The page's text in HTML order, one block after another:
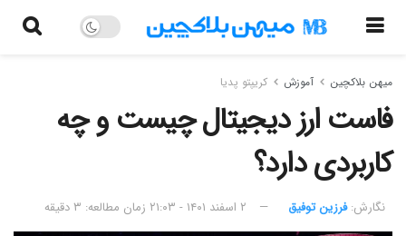
میهن بلاکچین آموزش کریپتو پدیا
فاست ارز دیجیتال چیست و چه
کاربردی دارد؟
نگارش:‌ فرزین توفیق ۲ اسفند ۱۴۰۱ - ۲۱:۰۳ زمان مطالعه: ۳ دقیقه